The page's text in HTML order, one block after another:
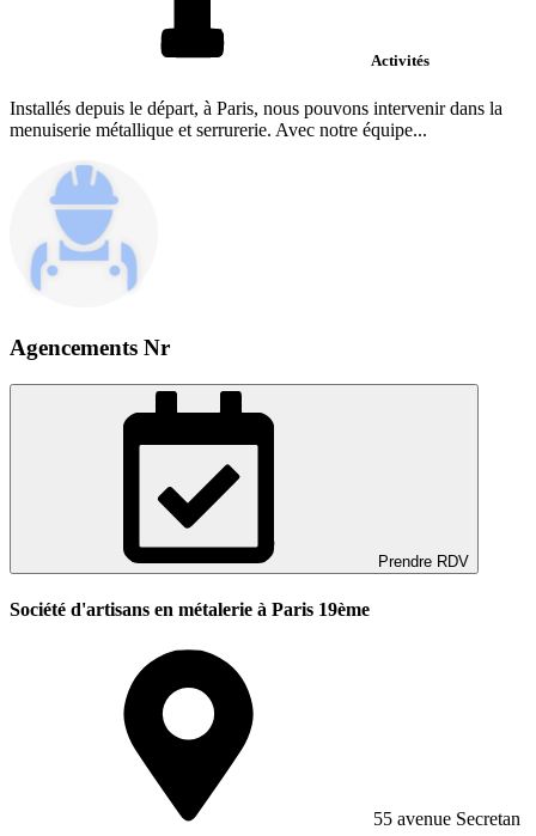
Activités
Installés depuis le départ, à Paris, nous pouvons intervenir dans la
menuiserie métallique et serrurerie. Avec notre équipe...
Agencements Nr
Prendre RDV
Société d'artisans en métalerie à Paris 19ème
55 avenue Secretan